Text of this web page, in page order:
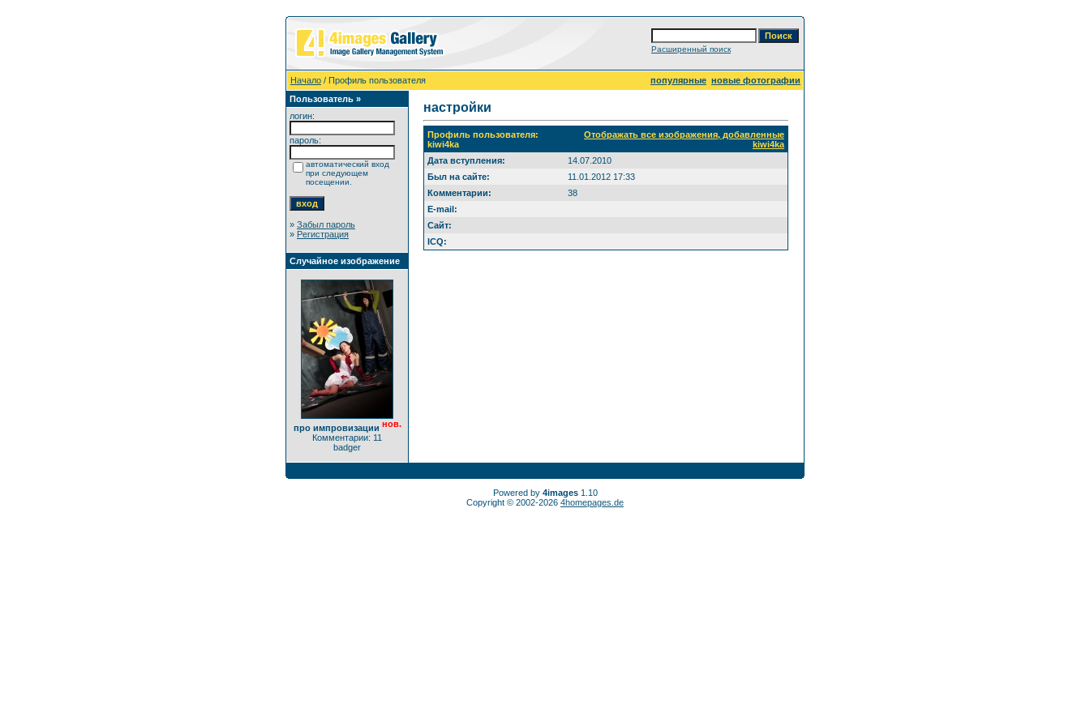
Расширенный поиск
Начало / Профиль пользователя популярные новые фотографии
Пользователь »
логин:
пароль:
автоматический вход
при следующем
посещении.
» Забыл пароль
» Регистрация
Случайное изображение
про импровизации нов.
Комментарии: 11
badger
настройки
Профиль пользователя:
kiwi4ka
Отображать все изображения, добавленные
kiwi4ka
Дата вступления:
14.07.2010
Был на сайте:
11.01.2012 17:33
Комментарии:
38
E-mail:
Сайт:
ICQ:
Powered by 4images1.10
Copyright © 2002-2026 4homepages.de